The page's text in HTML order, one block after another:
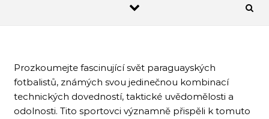
Prozkoumejte fascinující svět paraguayských
fotbalistů, známých svou jedinečnou kombinací
technických dovedností, taktické uvědomělosti a
odolnosti. Tito sportovci významně přispěli k tomuto